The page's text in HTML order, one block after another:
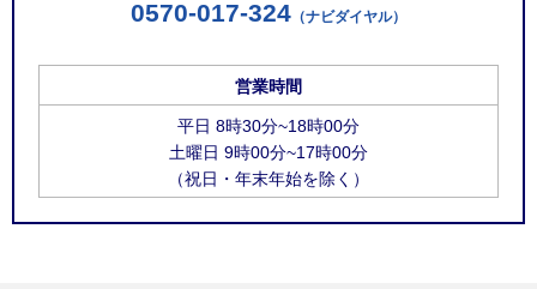
0570-017-324 （ナビダイヤル）
営業時間
平日 8時30分~18時00分
土曜日 9時00分~17時00分
（祝日・年末年始を除く）